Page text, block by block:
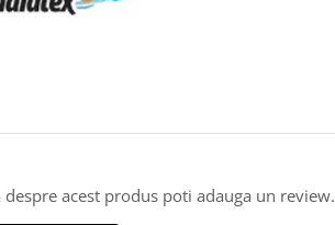
acest produs poti adauga un review.